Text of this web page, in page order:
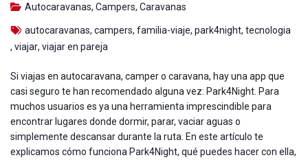
Autocaravanas, Campers, Caravanas
autocaravanas, campers, familia-viaje, park4night, tecnologia
, viajar, viajar en pareja
Si viajas en autocaravana, camper o caravana, hay una app que
casi seguro te han recomendado alguna vez: Park4Night. Para
muchos usuarios es ya una herramienta imprescindible para
encontrar lugares donde dormir, parar, vaciar aguas o
simplemente descansar durante la ruta. En este artículo te
explicamos cómo funciona Park4Night, qué puedes hacer con ella,